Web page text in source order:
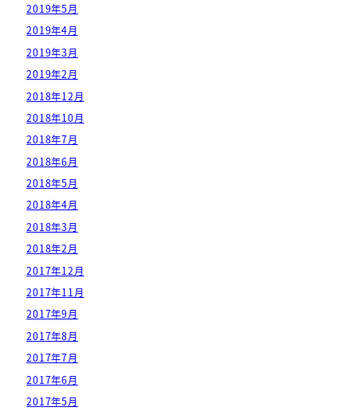
2019年5月
2019年4月
2019年3月
2019年2月
2018年12月
2018年10月
2018年7月
2018年6月
2018年5月
2018年4月
2018年3月
2018年2月
2017年12月
2017年11月
2017年9月
2017年8月
2017年7月
2017年6月
2017年5月